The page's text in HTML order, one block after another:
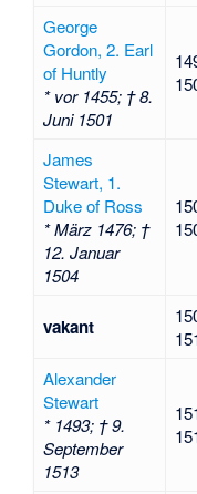
George
Gordon, 2. Earl
of Huntly
* vor 1455; † 8.
Juni 1501
James
Stewart, 1.
Duke of Ross
* März 1476; †
12. Januar
1504
vakant
Alexander
Stewart
* 1493; † 9.
September
1513